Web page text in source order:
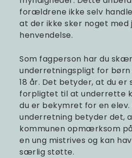
forældrene ikke selv
at der ikke sker noget med
henvendelse.
Som fagperson har du
underretningspligt for børn
18 år. Det betyder, at du
forpligtet til at underrette
du er bekymret for en elev.
underretning betyder det,
kommunen opmærksom
en ung mistrives og kan
særlig støtte.